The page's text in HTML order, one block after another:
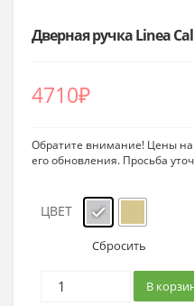
Дверная ручка Linea
4710₽
Обратите внимание! Цены на
его обновления. Просьба
ЦВЕТ
Сбросить
В